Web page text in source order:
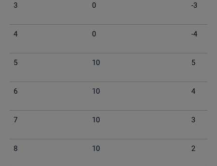
3 0 -3
4 0 -4
5 10 5
6 10 4
7 10 3
8 10 2